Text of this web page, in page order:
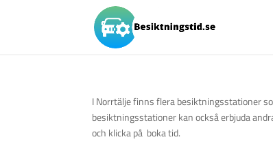
I Norrtälje finns flera besiktningsstationer
besiktningsstationer kan också erbjuda
och klicka på boka tid.